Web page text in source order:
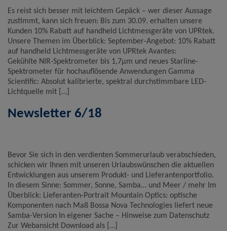
Es reist sich besser mit leichtem Gepäck – wer dieser Aussage
zustimmt, kann sich freuen: Bis zum 30.09. erhalten unsere
Kunden 10% Rabatt auf handheld Lichtmessgeräte von UPRtek.
Unsere Themen im Überblick: September-Angebot: 10% Rabatt
auf handheld Lichtmessgeräte von UPRtek Avantes:
Gekühlte NIR-Spektrometer bis 1,7μm und neues Starline-
Spektrometer für hochauflösende Anwendungen Gamma
Scientific: Absolut kalibrierte, spektral durchstimmbare LED-
Lichtquelle mit […]
Newsletter 6/18
Bevor Sie sich in den verdienten Sommerurlaub verabschieden,
schicken wir Ihnen mit unseren Urlaubswünschen die aktuellen
Entwicklungen aus unserem Produkt- und Lieferantenportfolio.
In diesem Sinne: Sommer, Sonne, Samba… und Meer / mehr Im
Überblick: Lieferanten-Portrait Mountain Optics: optische
Komponenten nach Maß Bossa Nova Technologies liefert neue
Samba-Version In eigener Sache – Hinweise zum Datenschutz
Zur Webansicht Download als […]